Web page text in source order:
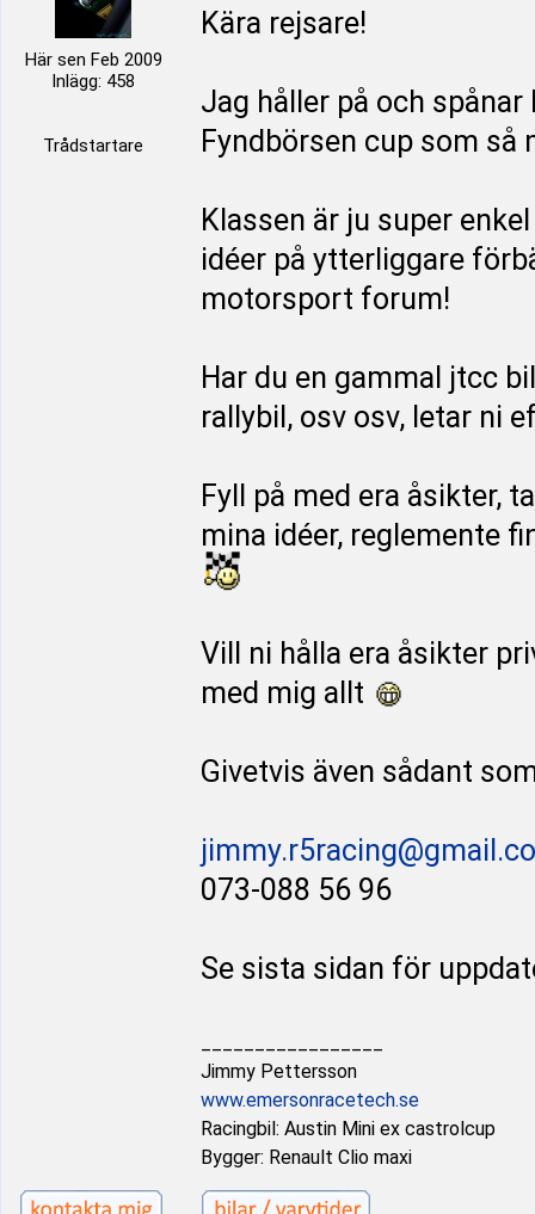
Här sen Feb 2009
Inlägg: 458
Trådstartare
Kära rejsare!
Jag håller på och
Fyndbörsen cup som så
Klassen är ju super
idéer på ytterliggare
motorsport forum!
Har du en gammal jtcc
rallybil, osv osv, letar ni
Fyll på med era åsikter,
mina idéer, reglemente
Vill ni hålla era åsikter
med mig allt
Givetvis även sådant
073-088 56 96
Se sista sidan för
Jimmy Pettersson
www.emersonracetech.se
Racingbil: Austin Mini ex castrolcup
Bygger: Renault Clio maxi